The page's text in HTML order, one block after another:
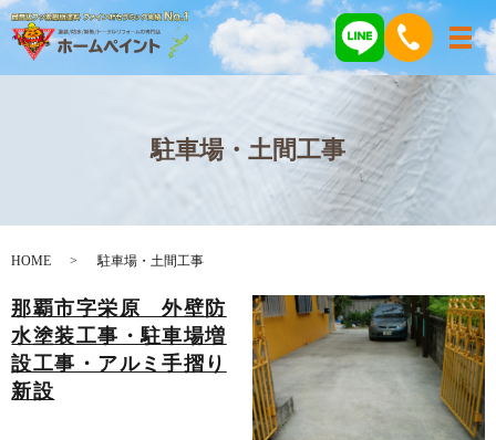
メ
駐車場・土間工事
HOME 駐車場・土間工事
那覇市字栄原 外壁防
水塗装工事・駐車場増
設工事・アルミ手摺り
新設